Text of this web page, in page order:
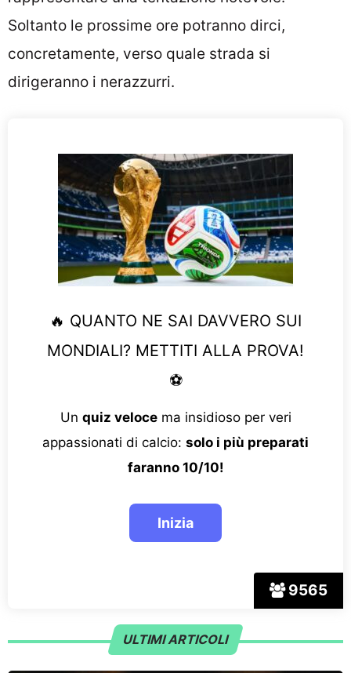
Soltanto le prossime ore potranno dirci,
concretamente, verso quale strada si
dirigeranno i nerazzurri.
9565
🔥 QUANTO NE SAI DAVVERO SUI
MONDIALI? METTITI ALLA PROVA!
⚽
Un quiz velocema insidioso per veri
appassionati di calcio: solo i più preparati
faranno 10/10!
ULTIMI ARTICOLI